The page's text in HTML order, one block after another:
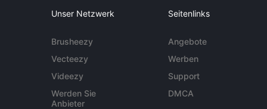
Unser Netzwerk
Brusheezy
Vecteezy
Videezy
Werden Sie
Anbieter
Seitenlinks
Angebote
Werben
Support
DMCA